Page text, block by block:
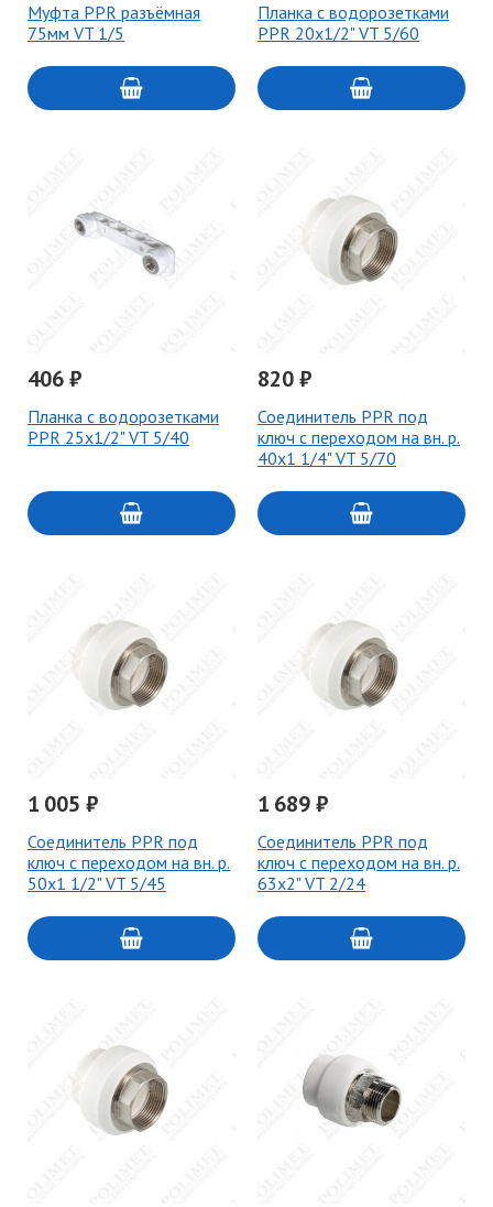
Муфта PPR разъёмная
75мм VT 1/5
Планка с водорозетками
PPR 20х1/2" VT 5/60
406 ₽
Планка с водорозетками
PPR 25х1/2" VT 5/40
820 ₽
Соединитель PPR под
ключ с переходом на вн. р.
40х1 1/4" VT 5/70
1 005 ₽
Соединитель PPR под
ключ с переходом на вн. р.
50х1 1/2" VT 5/45
1 689 ₽
Соединитель PPR под
ключ с переходом на вн. р.
63х2" VT 2/24